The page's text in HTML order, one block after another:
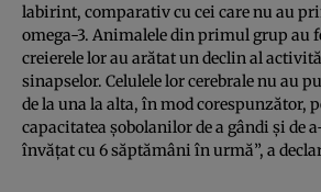
labirint, comparativ cu cei care nu au
omega-3. Animalele din primul grup au
creierele lor au arătat un declin al
sinapselor. Celulele lor cerebrale nu au
de la una la alta, în mod corespunzător,
capacitatea şobolanilor de a gândi şi de
învăţat cu 6 săptămâni în urmă”, a